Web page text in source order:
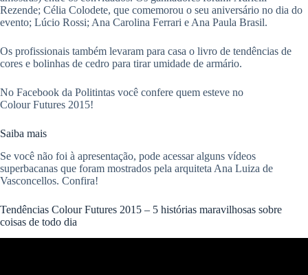
Rezende; Célia Colodete, que comemorou o seu aniversário no dia do
evento; Lúcio Rossi; Ana Carolina Ferrari e Ana Paula Brasil.
Os profissionais também levaram para casa o livro de tendências de
cores e bolinhas de cedro para tirar umidade de armário.
No Facebook da Politintas você confere quem esteve no
Colour Futures 2015!
Saiba mais
Se você não foi à apresentação, pode acessar alguns vídeos
superbacanas que foram mostrados pela arquiteta Ana Luiza de
Vasconcellos. Confira!
Tendências Colour Futures 2015 – 5 histórias maravilhosas sobre
coisas de todo dia